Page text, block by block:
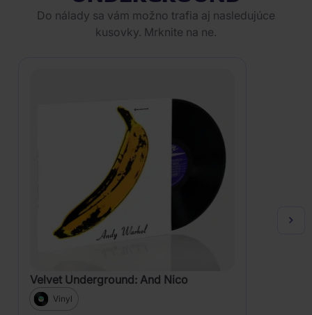
Do nálady sa vám možno trafia aj nasledujúce
kusovky. Mrknite na ne.
Velvet Underground: And Nico
Vinyl